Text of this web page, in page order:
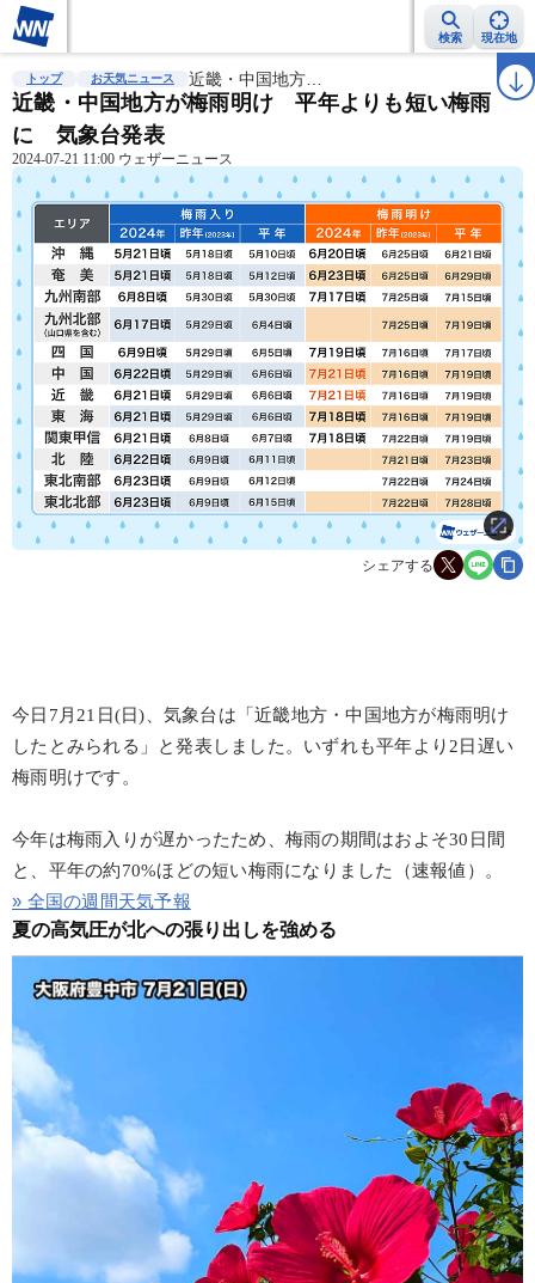
検索 現在地
雨雲レーダー 台風情報 地震情報 ラ
トップ お天気ニュース 近畿・中国地方…
近畿・中国地方が梅雨明け 平年よりも短い梅雨
に 気象台発表
2024-07-21 11:00 ウェザーニュース
シェアする
今日7月21日(日)、気象台は「近畿地方・中国地方が梅雨明け
したとみられる」と発表しました。いずれも平年より2日遅い
梅雨明けです。
今年は梅雨入りが遅かったため、梅雨の期間はおよそ30日間
と、平年の約70%ほどの短い梅雨になりました（速報値）。
» 全国の週間天気予報
夏の高気圧が北への張り出しを強める